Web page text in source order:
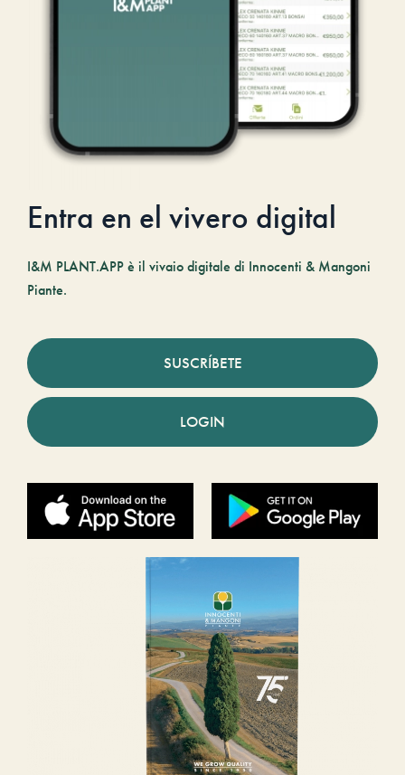
Entra en el vivero digital
I&M PLANT.APP è il vivaio digitale di Innocenti & Mangoni
Piante.
SUSCRÍBETE
LOGIN